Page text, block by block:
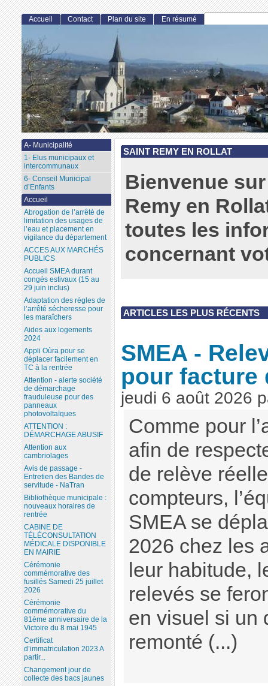
SAINT REMY EN ROLLAT
Bienvenue
Remy en
toutes les
concernant
ARTICLES LES PLUS RÉCENTS
SMEA -
pour facture
jeudi 6 août 2026
Comme pour
afin de
de relève
compteurs,
SMEA se
2026 chez les
leur habitude,
relevés se
en visuel si un
remonté (...)
Accueil Contact Plan du site En résumé
A- Municipalité
1- Elus municipaux et
intercommunaux
6- Conseil Municipal
d’Enfants
Accueil
Abrogation de l’arrêté de
limitation des usages de
l’eau et placement en
vigilance du département
ACCES AUX MARCHÉS
PUBLICS
Accueil SMEA durant
congés estivaux (15 au
29 juin inclus)
Adaptation des règles de
l’arrêté sécheresse pour
les maraîchers
Aides aux logements
2024
Appli Oùra pour se
déplacer facilement en
TC à la rentrée
Attention - alerte société
de démarchage
frauduleuse pour des
panneaux
photovoltaïques
ATTENTION :
DÉMARCHAGE ABUSIF
Attention aux
cambriolages
Avis de passage -
Entretien des Bandes de
servitude - NaTran
Bibliothèque municipale :
nouveaux horaires de
rentrée
CABINE DE
TÉLÉCONSULTATION
MÉDICALE DISPONIBLE
EN MAIRIE
Cérémonie
commémorative des
fusillés Samedi 25 juillet
2026
Cérémonie
commémorative du
81ème anniversaire de la
Victoire du 8 mai 1945
Certificat
d’immatriculation 2023 A
partir...
Changement jour de
collecte des bacs jaunes